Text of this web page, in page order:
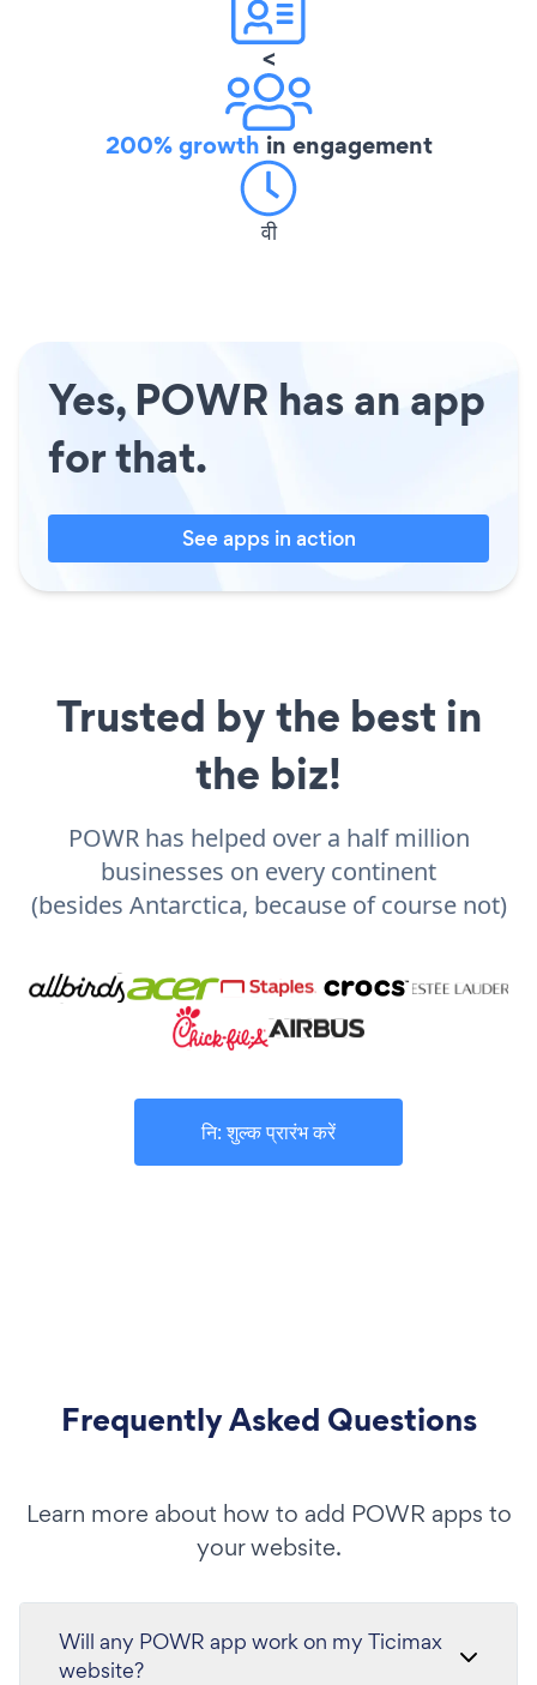
<
200% growth in engagement
वी
Yes, POWR has an app
for that.
See apps in action
Trusted by the best in
the biz!
POWR has helped over a half million
businesses on every continent
(besides Antarctica, because of course not)
नि: शुल्क प्रारंभ करें
Frequently Asked Questions
Learn more about how to add POWR apps to
your website.
Will any POWR app work on my Ticimax
website?